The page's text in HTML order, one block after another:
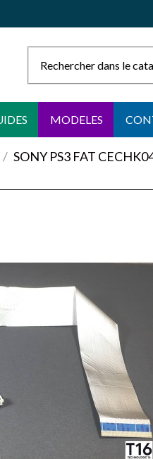
MODELES
SONY PS3 FAT